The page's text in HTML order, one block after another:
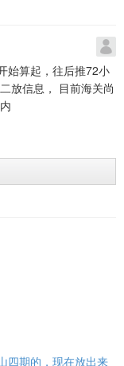
始算起，往后推72小
放信息， 目前海关尚
四期的，现在放出来